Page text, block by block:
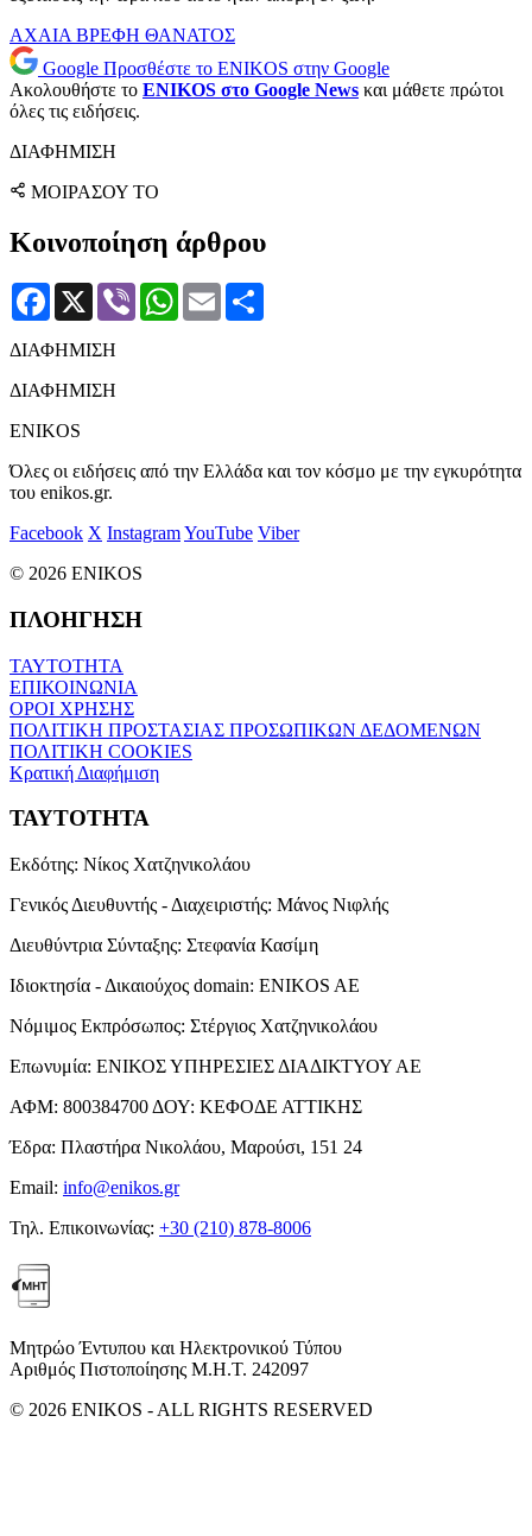
ΑΧΑΙΑ ΒΡΕΦΗ ΘΑΝΑΤΟΣ
Google Προσθέστε το ENIKOS στην Google
Ακολουθήστε το ENIKOS στο Google News και μάθετε πρώτοι
όλες τις ειδήσεις.
ΔΙΑΦΗΜΙΣΗ
ΜΟΙΡΑΣΟΥ ΤΟ
Κοινοποίηση άρθρου
Facebook
X Viber WhatsApp
Email
ΔΙΑΦΗΜΙΣΗ
ΔΙΑΦΗΜΙΣΗ
ENIKOS
Όλες οι ειδήσεις από την Ελλάδα και τον κόσμο με την εγκυρότητα
του enikos.gr.
Facebook X InstagramYouTube Viber
© 2026 ENIKOS
ΠΛΟΗΓΗΣΗ
ΤΑΥΤΟΤΗΤΑ
ΕΠΙΚΟΙΝΩΝΙΑ
ΟΡΟΙ ΧΡΗΣΗΣ
ΠΟΛΙΤΙΚΗ ΠΡΟΣΤΑΣΙΑΣ ΠΡΟΣΩΠΙΚΩΝ ΔΕΔΟΜΕΝΩΝ
ΠΟΛΙΤΙΚΗ COOKIES
Κρατική Διαφήμιση
ΤΑΥΤΟΤΗΤΑ
Εκδότης: Νίκος Χατζηνικολάου
Γενικός Διευθυντής - Διαχειριστής: Μάνος Νιφλής
Διευθύντρια Σύνταξης: Στεφανία Κασίμη
Ιδιοκτησία - Δικαιούχος domain: ENIKOS AE
Νόμιμος Εκπρόσωπος: Στέργιος Χατζηνικολάου
Επωνυμία: ΕΝΙΚΟΣ ΥΠΗΡΕΣΙΕΣ ΔΙΑΔΙΚΤΥΟΥ ΑΕ
ΑΦΜ: 800384700 ΔΟΥ: ΚΕΦΟΔΕ ΑΤΤΙΚΗΣ
Έδρα: Πλαστήρα Νικολάου, Μαρούσι, 151 24
Email: info@enikos.gr
Τηλ. Επικοινωνίας: +30 (210) 878-8006
Μητρώο Έντυπου και Ηλεκτρονικού Τύπου
Αριθμός Πιστοποίησης Μ.Η.Τ. 242097
© 2026 ENIKOS - ALL RIGHTS RESERVED